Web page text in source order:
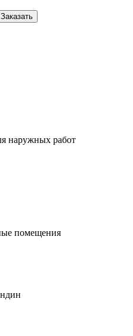
Заказать
наружных работ
помещения